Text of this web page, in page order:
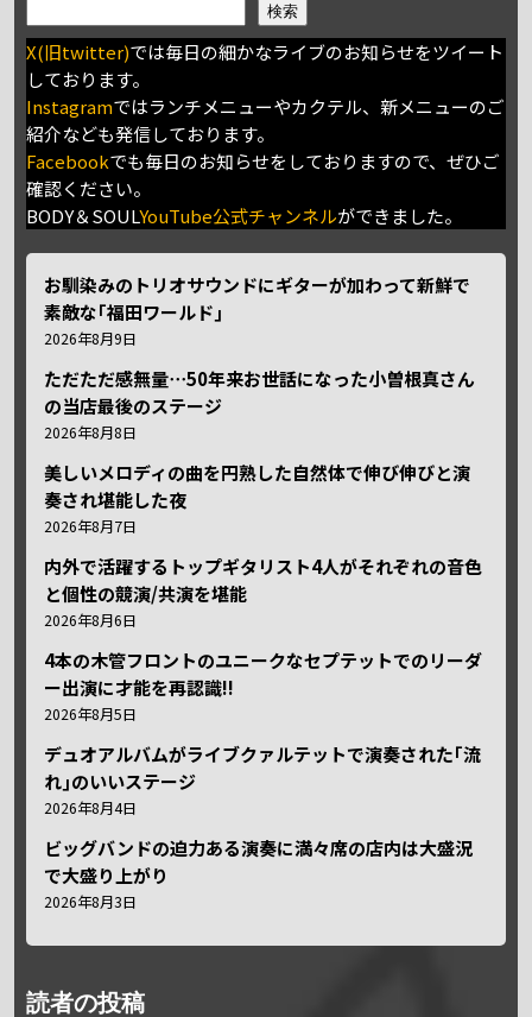
検索
X(旧twitter)では毎日の細かなライブのお知らせをツイート
しております。
Instagramではランチメニューやカクテル、新メニューのご
紹介なども発信しております。
Facebookでも毎日のお知らせをしておりますので、ぜひご
確認ください。
BODY＆SOULYouTube公式チャンネルができました。
お馴染みのトリオサウンドにギターが加わって新鮮で
素敵な｢福田ワールド｣
2026年8月9日
ただただ感無量⋯50年来お世話になった小曽根真さん
の当店最後のステージ
2026年8月8日
美しいメロディの曲を円熟した自然体で伸び伸びと演
奏され堪能した夜
2026年8月7日
内外で活躍するトップギタリスト4人がそれぞれの音色
と個性の競演/共演を堪能
2026年8月6日
4本の木管フロントのユニークなセプテットでのリーダ
ー出演に才能を再認識!!
2026年8月5日
デュオアルバムがライブクァルテットで演奏された｢流
れ｣のいいステージ
2026年8月4日
ビッグバンドの迫力ある演奏に満々席の店内は大盛況
で大盛り上がり
2026年8月3日
読者の投稿